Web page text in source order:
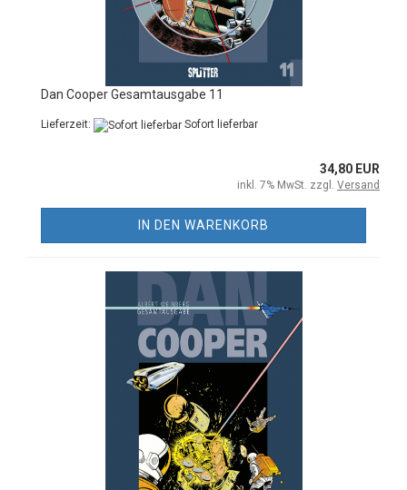
Dan Cooper Gesamtausgabe 11
Lieferzeit: Sofort lieferbar
34,80 EUR
inkl. 7% MwSt. zzgl. Versand
IN DEN WARENKORB